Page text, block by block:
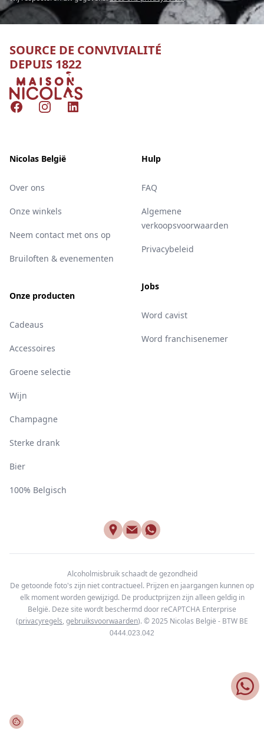
SOURCE DE CONVIVIALITÉ
DEPUIS 1822
Nicolas
FacebookInstagramLinkedIn
Nicolas België
Over ons
Onze winkels
Neem contact met ons op
Bruiloften & evenementen
Onze producten
Cadeaus
Accessoires
Groene selectie
Wijn
Champagne
Sterke drank
Bier
100% Belgisch
Hulp
FAQ
Algemene
verkoopsvoorwaarden
Privacybeleid
Jobs
Word cavist
Word franchisenemer
Alcoholmisbruik schaadt de gezondheid
De getoonde foto's zijn niet contractueel. Prijzen en jaargangen kunnen op
elk moment worden gewijzigd. De productprijzen zijn alleen geldig in
België. Deze site wordt beschermd door reCAPTCHA Enterprise
(privacyregels, gebruiksvoorwaarden). © 2025 Nicolas België - BTW BE
0444.023.042